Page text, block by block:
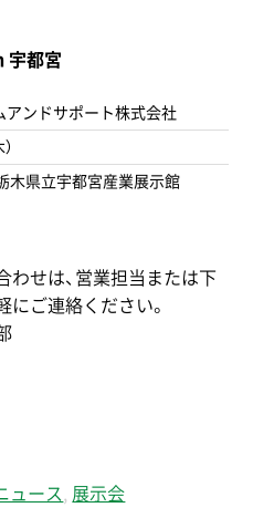
宇都宮
アンドサポート株式会社
木県立宇都宮産業展示館
わせは、営業担当または下
ご連絡ください。
ュース 展示会